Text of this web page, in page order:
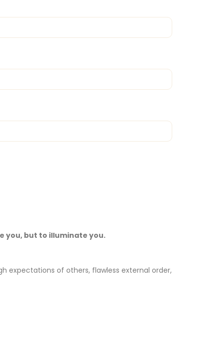
you, but to illuminate you.
expectations of others, flawless external order,